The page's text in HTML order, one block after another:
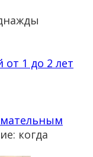
1 до 2 лет
когда